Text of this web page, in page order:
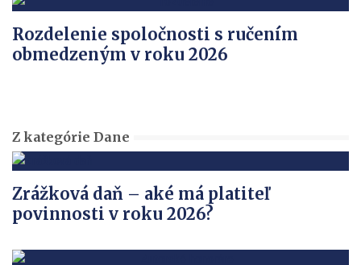
Rozdelenie spoločnosti s ručením
obmedzeným v roku 2026
Z kategórie Dane
Zrážková daň – aké má platiteľ
povinnosti v roku 2026?